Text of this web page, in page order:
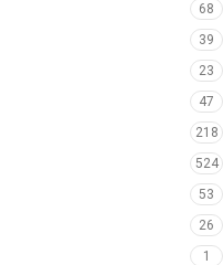
68
39
23
47
218
524
53
26
1